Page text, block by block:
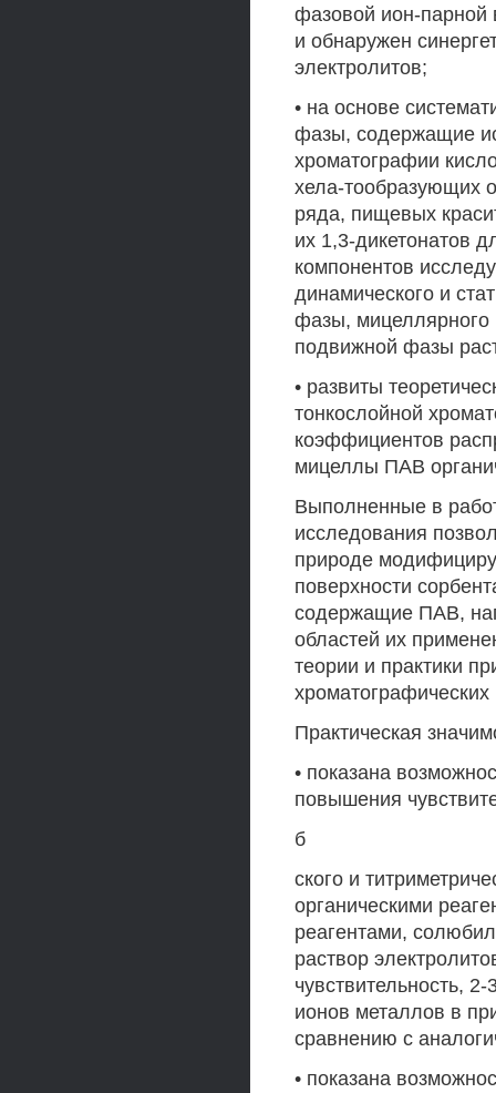
фазовой ион-парной
и обнаружен
электролитов;
• на основе
фазы, содержащие
хроматографии
хела-тообразующих
ряда, пищевых
их 1,3-дикетонатов
компонентов
динамического и
фазы, мицеллярного
подвижной фазы
• развиты
тонкослойной
коэффициентов
мицеллы ПАВ
Выполненные в
исследования
природе
поверхности
содержащие ПАВ,
областей их
теории и практики
Практическая
• показана
повышения
б
ского и
органическими
реагентами,
раствор
чувствительность,
ионов металлов в
сравнению с
• показана